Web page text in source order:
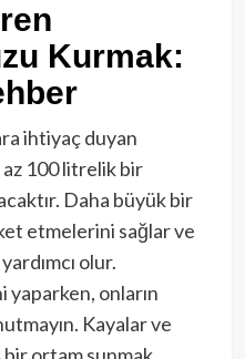
Kurmak:
ihtiyaç duyan
az 100 litrelik bir
Daha büyük bir
etmelerini sağlar ve
olur.
onların
Kayalar ve